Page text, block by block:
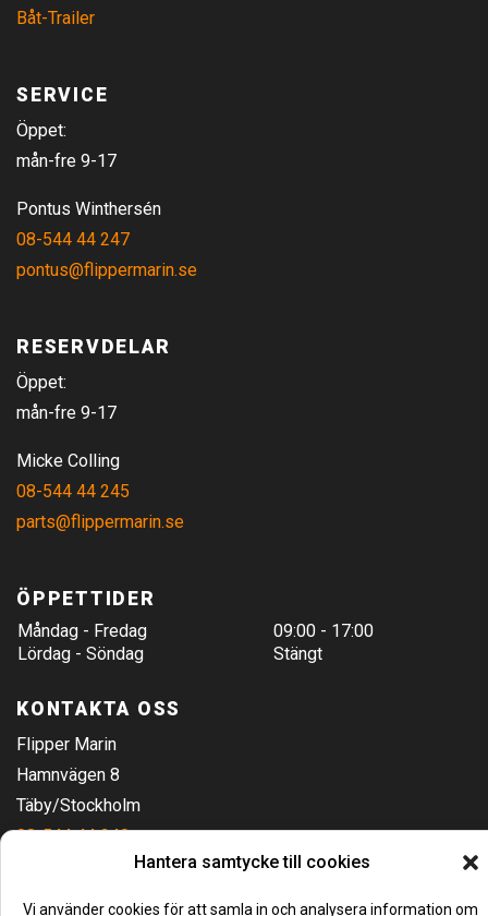
Hantera samtycke till cookies
Vi använder cookies för att samla in och analysera information om
Båt-Trailer
SERVICE
Öppet:
mån-fre 9-17
Pontus Winthersén
08-544 44 247
pontus@flippermarin.se
RESERVDELAR
Öppet:
mån-fre 9-17
Micke Colling
08-544 44 245
parts@flippermarin.se
ÖPPETTIDER
Måndag - Fredag
09:00 - 17:00
Lördag - Söndag
Stängt
KONTAKTA OSS
Flipper Marin
Hamnvägen 8
Täby/Stockholm
08-544 44 240